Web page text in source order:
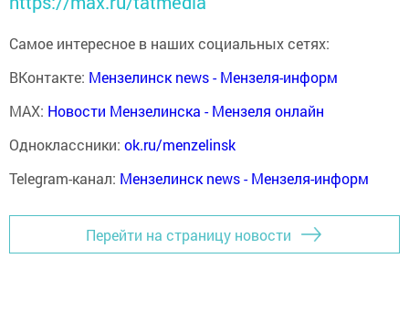
Самое интересное в наших социальных сетях:
ВКонтакте: Мензелинск news - Мензеля-информ
MAX: Новости Мензелинска - Мензеля онлайн
Одноклассники: ok.ru/menzelinsk
Telegram-канал: Мензелинск news - Мензеля-информ
Перейти на страницу новости